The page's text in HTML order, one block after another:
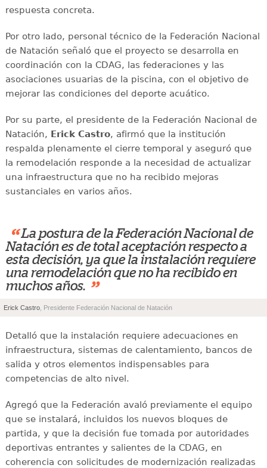
respuesta concreta.
Por otro lado, personal técnico de la Federación Nacional
de Natación señaló que el proyecto se desarrolla en
coordinación con la CDAG, las federaciones y las
asociaciones usuarias de la piscina, con el objetivo de
mejorar las condiciones del deporte acuático.
Por su parte, el presidente de la Federación Nacional de
Natación, Erick Castro, afirmó que la institución
respalda plenamente el cierre temporal y aseguró que
la remodelación responde a la necesidad de actualizar
una infraestructura que no ha recibido mejoras
sustanciales en varios años.
“ La postura de la Federación Nacional de
Natación es de total aceptación respecto a
esta decisión, ya que la instalación requiere
una remodelación que no ha recibido en
muchos años. ”
Erick Castro , Presidente Federación Nacional de Natación
Detalló que la instalación requiere adecuaciones en
infraestructura, sistemas de calentamiento, bancos de
salida y otros elementos indispensables para
competencias de alto nivel.
Agregó que la Federación avaló previamente el equipo
que se instalará, incluidos los nuevos bloques de
partida, y que la decisión fue tomada por autoridades
deportivas entrantes y salientes de la CDAG, en
coherencia con solicitudes de modernización realizadas